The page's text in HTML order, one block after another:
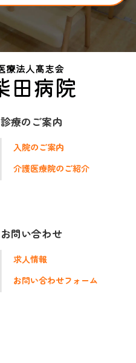
診療のご案内
入院のご案内
介護医療院のご紹介
お問い合わせ
求人情報
お問い合わせフォーム